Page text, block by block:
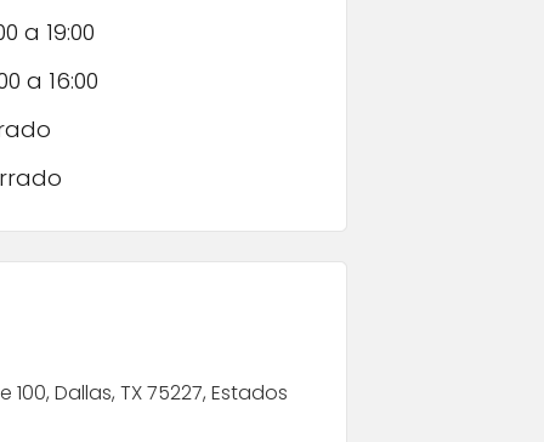
a 19:00
a 16:00
100, Dallas, TX 75227, Estados